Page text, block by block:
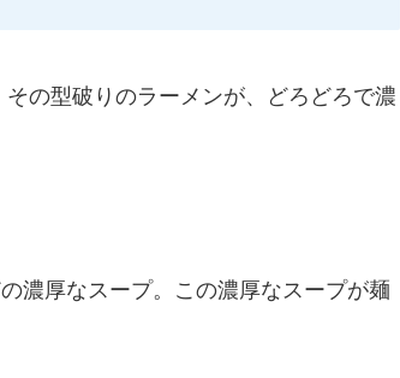
の型破りのラーメンが、どろどろで濃
濃厚なスープ。この濃厚なスープが麺